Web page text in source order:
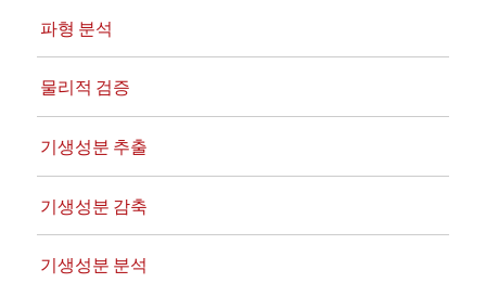
파형 분석
물리적 검증
기생성분 추출
기생성분 감축
기생성분 분석